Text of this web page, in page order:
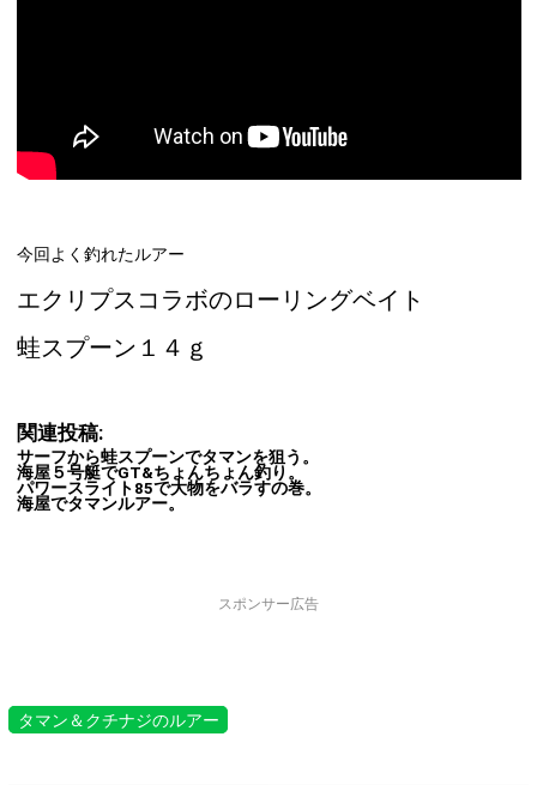
今回よく釣れたルアー
エクリプスコラボのローリングベイト
蛙スプーン１４ｇ
関連投稿:
サーフから蛙スプーンでタマンを狙う。
海屋５号艇でGT&ちょんちょん釣り。
パワースライト85で大物をバラすの巻。
海屋でタマンルアー。
スポンサー広告
タマン＆クチナジのルアー